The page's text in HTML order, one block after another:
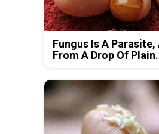
Fungus Is A Parasite,
From A Drop Of